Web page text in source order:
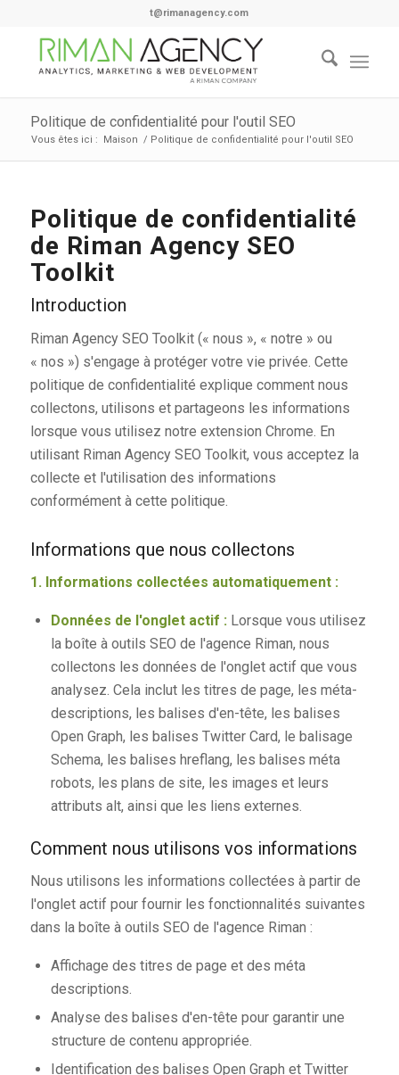
t@rimanagency.com
Politique de confidentialité pour l'outil SEO
Vous êtes ici : Maison / Politique de confidentialité pour l'outil SEO
Politique de confidentialité
de Riman Agency SEO
Toolkit
Introduction
Riman Agency SEO Toolkit (« nous », « notre » ou
« nos ») s'engage à protéger votre vie privée. Cette
politique de confidentialité explique comment nous
collectons, utilisons et partageons les informations
lorsque vous utilisez notre extension Chrome. En
utilisant Riman Agency SEO Toolkit, vous acceptez la
collecte et l'utilisation des informations
conformément à cette politique.
Informations que nous collectons
1. Informations collectées automatiquement :
Données de l'onglet actif : Lorsque vous utilisez
la boîte à outils SEO de l'agence Riman, nous
collectons les données de l'onglet actif que vous
analysez. Cela inclut les titres de page, les méta-
descriptions, les balises d'en-tête, les balises
Open Graph, les balises Twitter Card, le balisage
Schema, les balises hreflang, les balises méta
robots, les plans de site, les images et leurs
attributs alt, ainsi que les liens externes.
Comment nous utilisons vos informations
Nous utilisons les informations collectées à partir de
l'onglet actif pour fournir les fonctionnalités suivantes
dans la boîte à outils SEO de l'agence Riman :
Affichage des titres de page et des méta
descriptions.
Analyse des balises d'en-tête pour garantir une
structure de contenu appropriée.
Identification des balises Open Graph et Twitter